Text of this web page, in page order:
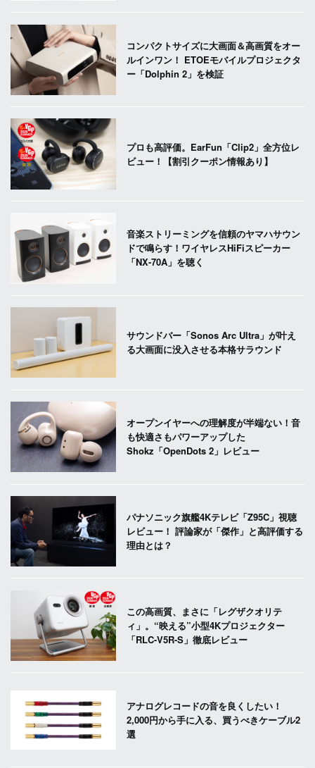
コンパクトサイズに大画面＆高画質をオー
ルインワン！ ETOEモバイルプロジェクタ
ー「Dolphin 2」を検証
プロも高評価。EarFun「Clip2」全方位レ
ビュー！【割引クーポン情報あり】
音楽ストリーミングを信頼のヤマハサウン
ドで鳴らす！ワイヤレスHiFiスピーカー
「NX-70A」を聴く
サウンドバー「Sonos Arc Ultra」が叶え
る大画面に没入させる本格サラウンド
オープンイヤーへの理解度が半端ない！音
も快適さもパワーアップした
Shokz「OpenDots 2」レビュー
パナソニック旗艦4Kテレビ「Z95C」視聴
レビュー！ 評論家が「傑作」と高評価する
理由とは？
この高画質、まさに「レグザクオリテ
ィ」。“映える”小型4Kプロジェクター
「RLC-V5R-S」徹底レビュー
アナログレコードの音を良くしたい！
2,000円から手に入る、買うべきケーブル2
選